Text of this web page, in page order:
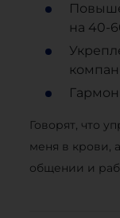
на 40-
Говорят, что
меня в крови,
общении и